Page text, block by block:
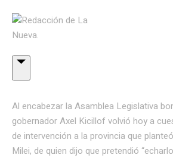
Al encabezar la Asamblea Legislativa
gobernador Axel Kicillof volvió hoy a
de intervención a la provincia que
Milei, de quien dijo que pretendió